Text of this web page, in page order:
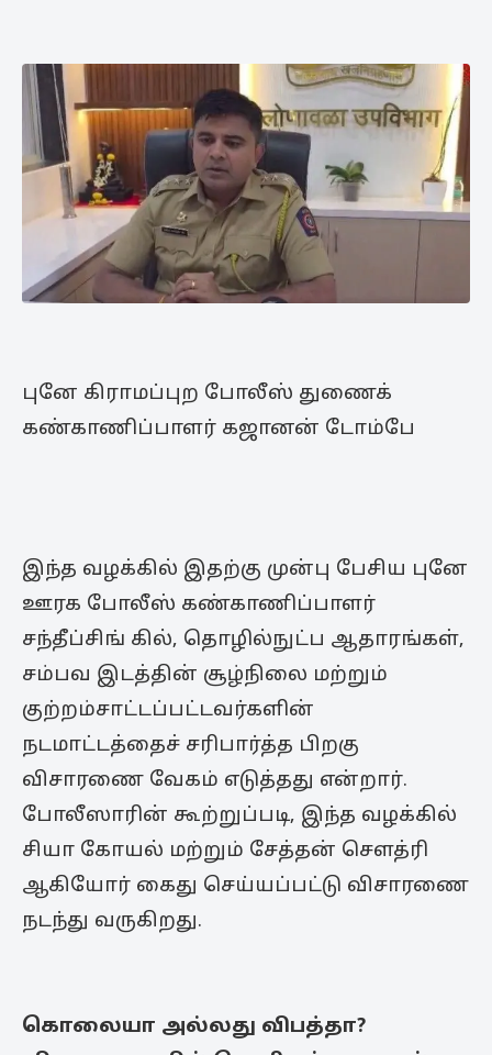
புனே கிராமப்புற போலீஸ் துணைக்
கண்காணிப்பாளர் கஜானன் டோம்பே
இந்த வழக்கில் இதற்கு முன்பு பேசிய புனே
ஊரக போலீஸ் கண்காணிப்பாளர்
சந்தீப்சிங் கில், தொழில்நுட்ப ஆதாரங்கள்,
சம்பவ இடத்தின் சூழ்நிலை மற்றும்
குற்றம்சாட்டப்பட்டவர்களின்
நடமாட்டத்தைச் சரிபார்த்த பிறகு
விசாரணை வேகம் எடுத்தது என்றார்.
போலீஸாரின் கூற்றுப்படி, இந்த வழக்கில்
சியா கோயல் மற்றும் சேத்தன் சௌத்ரி
ஆகியோர் கைது செய்யப்பட்டு விசாரணை
நடந்து வருகிறது.
கொலையா அல்லது விபத்தா?